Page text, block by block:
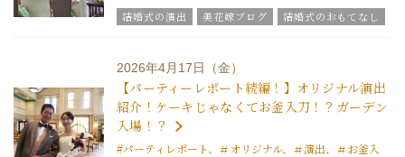
結婚式の演出 美花嫁ブログ
結婚式のおもてなし
結婚式の豆知識
ウエディングスタッフｖｏｉｃｅ
2026年4月17日（金）
【パーティーレポート続編！】オリジナル演出
紹介！ケーキじゃなくてお釜入刀！？ガーデン
入場！？
#パーティレポート、＃オリジナル、＃演出、＃お釜入